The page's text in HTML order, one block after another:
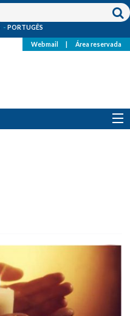
PORTUGÊS
Webmail Área reservada